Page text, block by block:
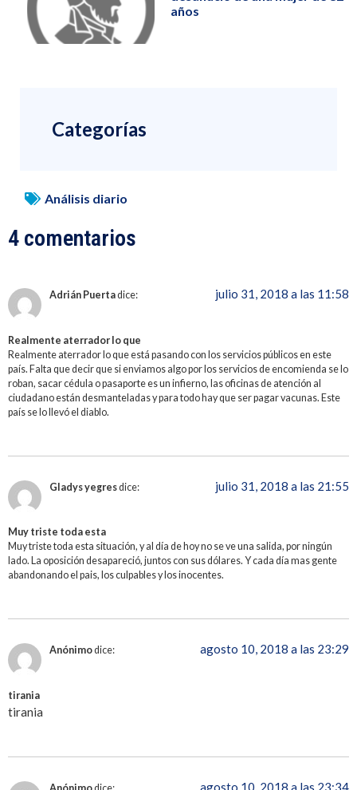
años
Categorías
Análisis diario
4 comentarios
Adrián Puertadice: julio 31, 2018 a las 11:58
Realmente aterrador lo que
Realmente aterrador lo que está pasando con los servicios públicos en este
país. Falta que decir que si enviamos algo por los servicios de encomienda se lo
roban, sacar cédula o pasaporte es un infierno, las oficinas de atención al
ciudadano están desmanteladas y para todo hay que ser pagar vacunas. Este
país se lo llevó el diablo.
Gladys yegresdice: julio 31, 2018 a las 21:55
Muy triste toda esta
Muy triste toda esta situación, y al día de hoy no se ve una salida, por ningún
lado. La oposición desapareció, juntos con sus dólares. Y cada día mas gente
abandonando el pais, los culpables y los inocentes.
Anónimodice: agosto 10, 2018 a las 23:29
tirania
tirania
agosto 10, 2018 a las 23:34